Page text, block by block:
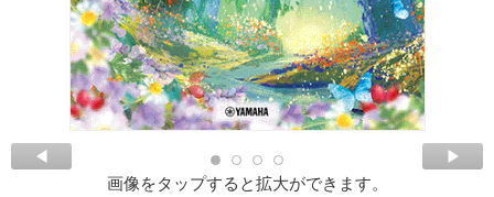
画像をタップすると拡大ができます。